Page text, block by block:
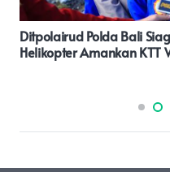
Pemkab Rohul Gelar
2026, Jumlah Penerima